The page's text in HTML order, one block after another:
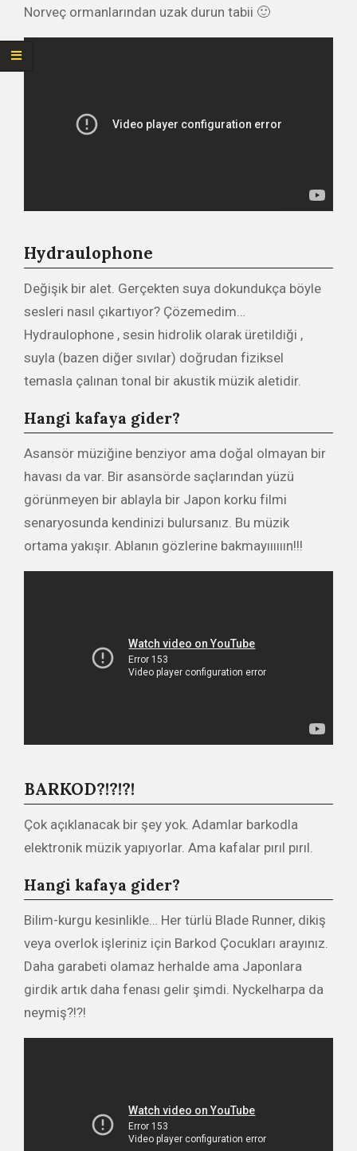
Norveç ormanlarından uzak durun tabii 🙂
Hydraulophone
Değişik bir alet. Gerçekten suya dokundukça böyle
sesleri nasıl çıkartıyor? Çözemedim…
Hydraulophone , sesin hidrolik olarak üretildiği ,
suyla (bazen diğer sıvılar) doğrudan fiziksel
temasla çalınan tonal bir akustik müzik aletidir.
Hangi kafaya gider?
Asansör müziğine benziyor ama doğal olmayan bir
havası da var. Bir asansörde saçlarından yüzü
görünmeyen bir ablayla bir Japon korku filmi
senaryosunda kendinizi bulursanız. Bu müzik
ortama yakışır. Ablanın gözlerine bakmayıııııın!!!
BARKOD?!?!?!
Çok açıklanacak bir şey yok. Adamlar barkodla
elektronik müzik yapıyorlar. Ama kafalar pırıl pırıl.
Hangi kafaya gider?
Bilim-kurgu kesinlikle… Her türlü Blade Runner, dikiş
veya overlok işleriniz için Barkod Çocukları arayınız.
Daha garabeti olamaz herhalde ama Japonlara
girdik artık daha fenası gelir şimdi. Nyckelharpa da
neymiş?!?!